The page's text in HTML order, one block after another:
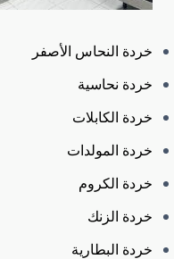
خردة النحاس الأصفر
خردة نحاسية
خردة الكابلات
خردة المولدات
خردة الكروم
خردة الزنك
خردة البطارية